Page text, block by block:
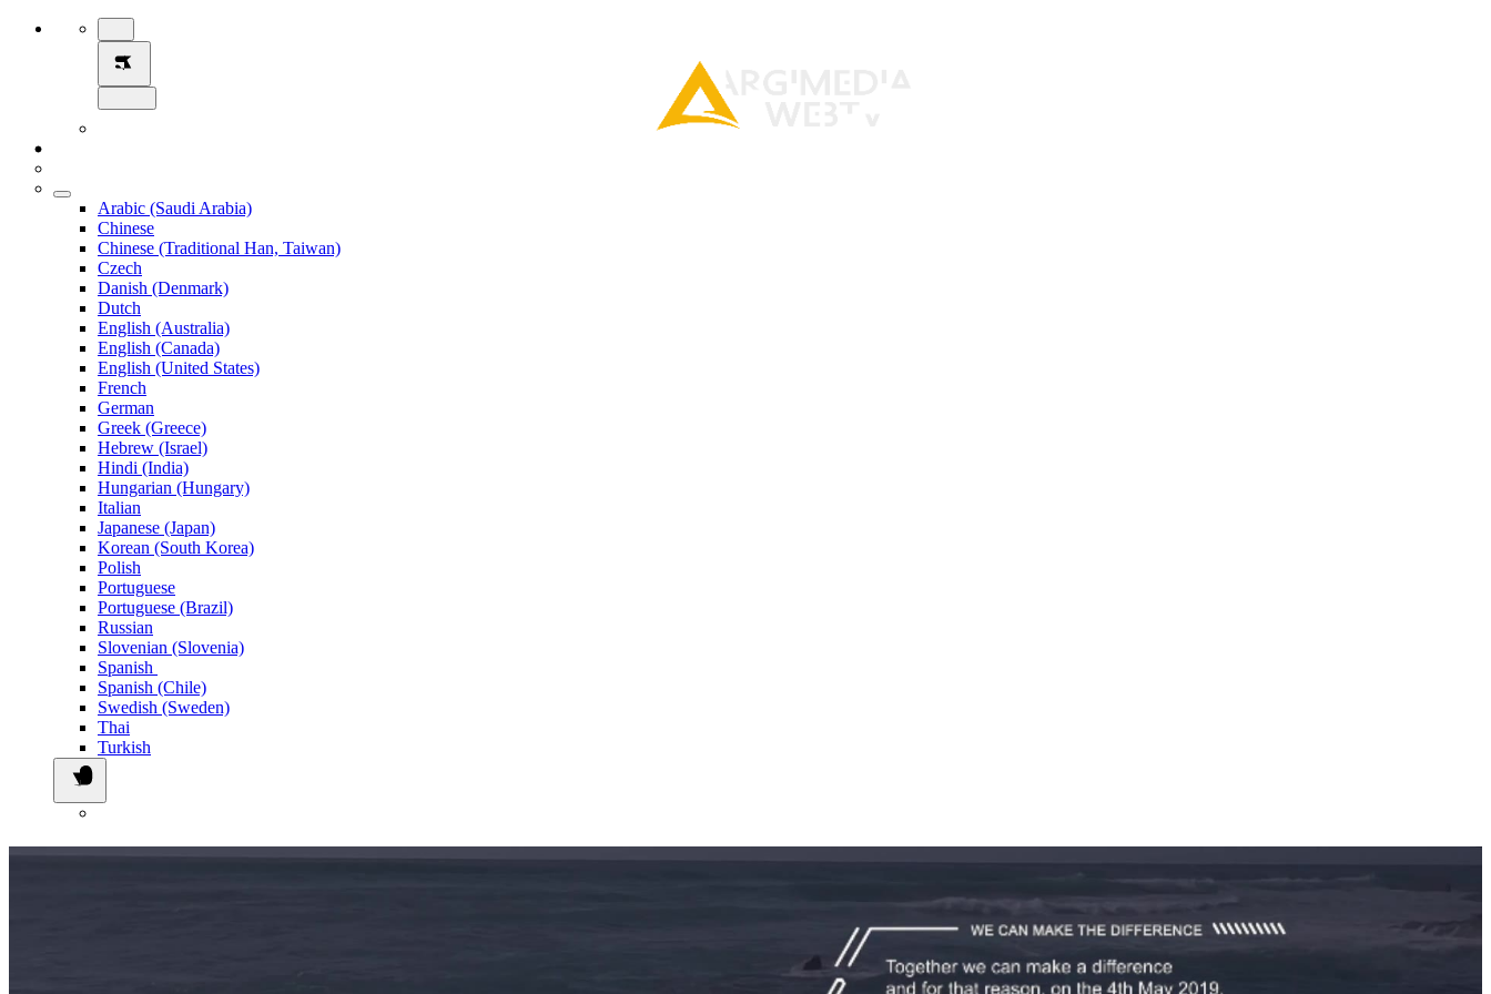
Arabic (Saudi Arabia)
Chinese
Chinese (Traditional Han, Taiwan)
Czech
Danish (Denmark)
Dutch
English (Australia)
English (Canada)
English (United States)
French
German
Greek (Greece)
Hebrew (Israel)
Hindi (India)
Hungarian (Hungary)
Italian
Japanese (Japan)
Korean (South Korea)
Polish
Portuguese
Portuguese (Brazil)
Russian
Slovenian (Slovenia)
Spanish
Spanish (Chile)
Swedish (Sweden)
Thai
Turkish